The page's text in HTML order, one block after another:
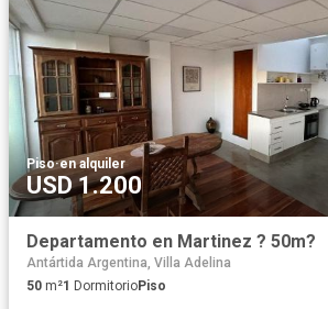
Piso·en alquiler
USD 1.200
Departamento en Martinez ? 50m?
Antártida Argentina, Villa Adelina
50 m²1 DormitorioPiso